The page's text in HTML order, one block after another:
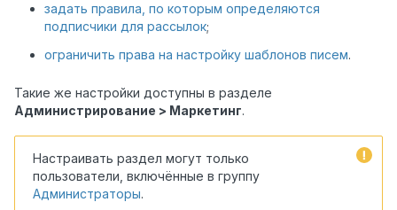
задать правила, по которым определяются
подписчики для рассылок;
ограничить права на настройку шаблонов писем.
Такие же настройки доступны в разделе
Администрирование > Маркетинг.
Настраивать раздел могут только
пользователи, включённые в группу
Администраторы.